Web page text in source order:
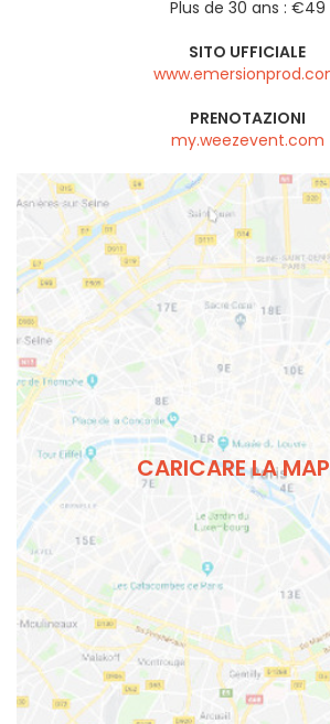
Plus de 30 ans : €49
SITO UFFICIALE
PRENOTAZIONI
my.weezevent.com
CARICARE LA